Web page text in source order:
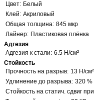
Цвет: Белый
Клей: Акриловый
Общая толщина: 845 мкр
Лайнер: Пластиковая плёнка
Адгезия
Адгезия к стали: 6.5 Н/см²
Стойкость
Прочность на разрыв: 13 Н/см²
Удлинение до разрыва: 320 %
Стойкость на статич. сдвиг